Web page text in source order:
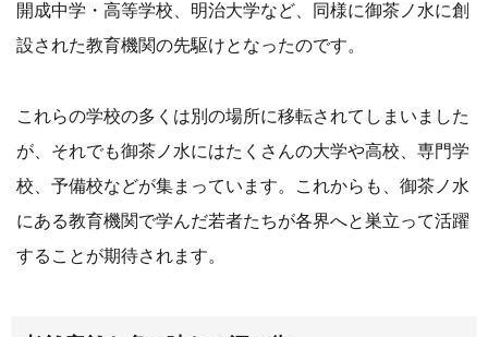
開成中学・高等学校、明治大学など、同様に御茶ノ水に創
設された教育機関の先駆けとなったのです。
これらの学校の多くは別の場所に移転されてしまいました
が、それでも御茶ノ水にはたくさんの大学や高校、専門学
校、予備校などが集まっています。これからも、御茶ノ水
にある教育機関で学んだ若者たちが各界へと巣立って活躍
することが期待されます。